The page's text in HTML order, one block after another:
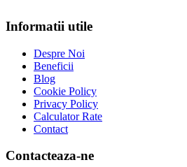
Informatii utile
Despre Noi
Beneficii
Blog
Cookie Policy
Privacy Policy
Calculator Rate
Contact
Contacteaza-ne